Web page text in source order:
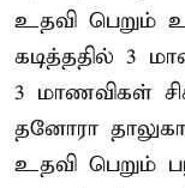
உதவி பெறும்
கடித்ததில் 3
3 மாணவிகள்
தனோரா
உதவி பெறும்